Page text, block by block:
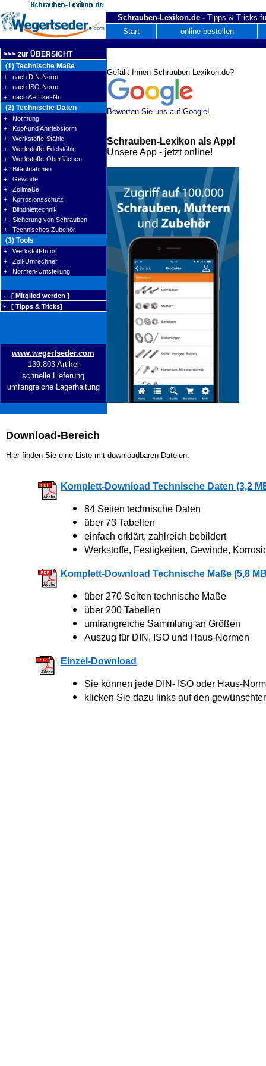
Schrauben-Lexikon.de - Tipps & Tricks
Start
online bestellen
>>> zur ÜBERSICHT
(1) Technische Maße
+ nach DIN-Norm
+ nach ISO-Norm
+ nach ARTikel-Nr.
(2) Technische Daten
+ Normung
+ Kopf-und Antriebsform
+ Werkstoffe-Stähle
+ Werkstoffe-Edelstähle
+ Werkstoffe-Oberflächen
+ Bitaufnahmen
+ Gewinde
+ Zollmaße
+ Korrosionsschutz
+ Blindniettechnik
+ Sicherung von Schrauben
+ Technisches Zubehör
(3) Tools
+ Werkstoff-Infos
+ Zoll-Umrechner
+ Normen-Umstellung
- [ Mitglied werden ]
- [ Tipps & Tricks]
www.wegertseder.com
139.803 Artikel
schnelle Lieferung
umfangreiche Lagerhaltung
Download-Bereich
Hier finden Sie eine Liste mit downloadbaren Dateien.
Komplett-Download Technische Daten (3,2
84 Seiten technische Daten
über 73 Tabellen
einfach erklärt, zahlreich bebildert
Werkstoffe, Festigkeiten, Gewinde,
Komplett-Download Technische Maße (5,8
über 270 Seiten technische Maße
über 200 Tabellen
umfrangreiche Sammlung an Größen
Auszug für DIN, ISO und Haus-Normen
Einzel-Download
Sie können jede DIN- ISO oder Haus-
klicken Sie dazu links auf den
Gefällt Ihnen Schrauben-Lexikon.de?
Bewerten Sie uns auf Google!
Schrauben-Lexikon als App!
Unsere App - jetzt online!